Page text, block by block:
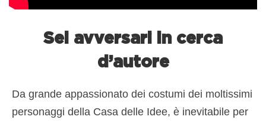
Sei avversari in cerca
d’autore
Da grande appassionato dei costumi dei moltissimi
personaggi della Casa delle Idee, è inevitabile per